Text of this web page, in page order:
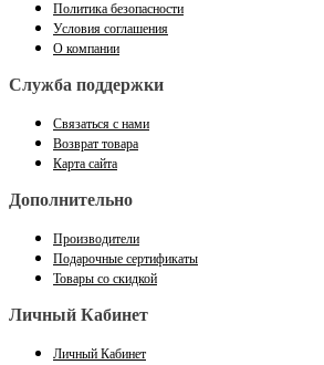
Политика безопасности
Условия соглашения
О компании
Служба поддержки
Связаться с нами
Возврат товара
Карта сайта
Дополнительно
Производители
Подарочные сертификаты
Товары со скидкой
Личный Кабинет
Личный Кабинет